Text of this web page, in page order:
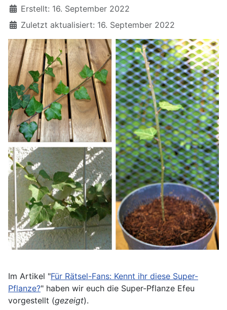
Erstellt: 16. September 2022
Zuletzt aktualisiert: 16. September 2022
Im Artikel "Für Rätsel-Fans: Kennt ihr diese Super-
Pflanze?" haben wir euch die Super-Pflanze Efeu
vorgestellt (gezeigt).